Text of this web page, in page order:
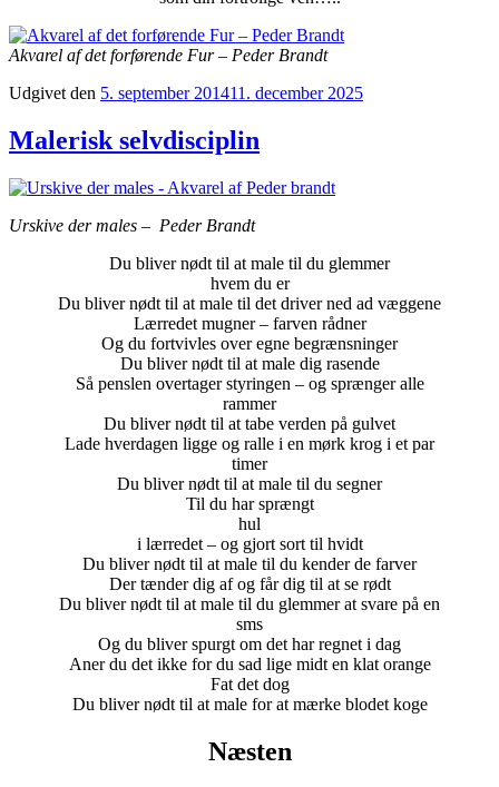
Akvarel af det forførende Fur – Peder Brandt
Udgivet den 5. september 201411. december 2025
Malerisk selvdisciplin
Urskive der males – Peder Brandt
Du bliver nødt til at male til du glemmer
hvem du er
Du bliver nødt til at male til det driver ned ad væggene
Lærredet mugner – farven rådner
Og du fortvivles over egne begrænsninger
Du bliver nødt til at male dig rasende
Så penslen overtager styringen – og sprænger alle
rammer
Du bliver nødt til at tabe verden på gulvet
Lade hverdagen ligge og ralle i en mørk krog i et par
timer
Du bliver nødt til at male til du segner
Til du har sprængt
hul
i lærredet – og gjort sort til hvidt
Du bliver nødt til at male til du kender de farver
Der tænder dig af og får dig til at se rødt
Du bliver nødt til at male til du glemmer at svare på en
sms
Og du bliver spurgt om det har regnet i dag
Aner du det ikke for du sad lige midt en klat orange
Fat det dog
Du bliver nødt til at male for at mærke blodet koge
Næsten